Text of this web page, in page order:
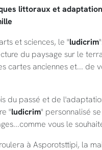
littoraux et
et sciences, le "ludicrim
du paysage sur le
cartes anciennes et... de
du passé et de
"ludicrim" personnalisé
vous le
à Asporotsttipi, la